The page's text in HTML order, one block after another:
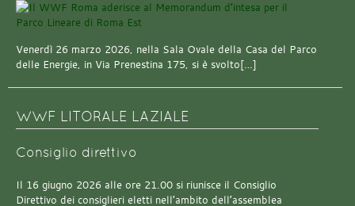
Venerdì 26 marzo 2026, nella Sala Ovale della Casa del Parco
delle Energie, in Via Prenestina 175, si è svolto[…]
WWF LITORALE LAZIALE
Consiglio direttivo
Il 16 giugno 2026 alle ore 21.00 si riunisce il Consiglio
Direttivo dei consiglieri eletti nell’ambito dell’assemblea